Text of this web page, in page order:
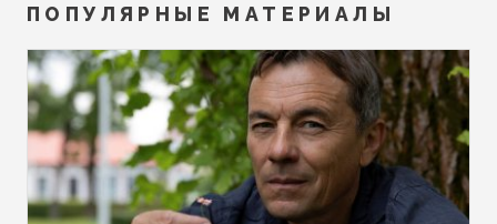
ПОПУЛЯРНЫЕ МАТЕРИАЛЫ